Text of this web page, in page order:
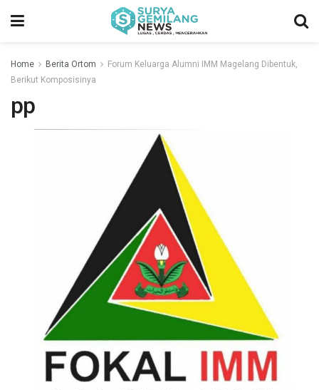
Home Berita Ortom
Forum Keluarga Alumni IMM Magelang Dibentuk,
Berikut Komposisinya
pp